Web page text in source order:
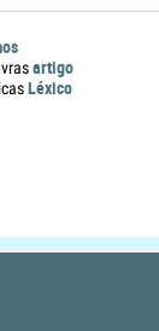
artigo
Léxico